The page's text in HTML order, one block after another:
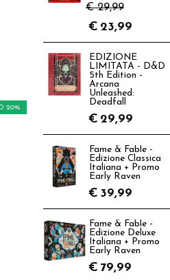
20%
€ 29,99
€ 23,99
EDIZIONE
LIMITATA - D&D
5th Edition -
Arcana
Unleashed:
Deadfall
€ 29,99
Fame & Fable -
Edizione Classica
Italiana + Promo
Early Raven
€ 39,99
Fame & Fable -
Edizione Deluxe
Italiana + Promo
Early Raven
€ 79,99